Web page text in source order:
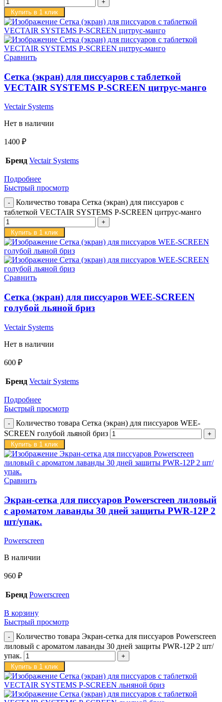
Купить в 1 клик
Сравнить
Сетка (экран) для писсуаров с таблеткой
VECTAIR SYSTEMS P-SCREEN цитрус-манго
Vectair Systems
Нет в наличии
1400 ₽
Бренд Vectair Systems
Подробнее
Быстрый просмотр
Количество товара Сетка (экран) для писсуаров с
таблеткой VECTAIR SYSTEMS P-SCREEN цитрус-манго
Купить в 1 клик
Сравнить
Сетка (экран) для писсуаров WEE-SCREEN
голубой льяной бриз
Vectair Systems
Нет в наличии
600 ₽
Бренд Vectair Systems
Подробнее
Быстрый просмотр
Количество товара Сетка (экран) для писсуаров WEE-
SCREEN голубой льяной бриз
Купить в 1 клик
Сравнить
Экран-cетка для писсуаров Powerscreen лиловый
с ароматом лаванды 30 дней защиты PWR-12P 2
шт/упак.
Powerscreen
В наличии
960 ₽
Бренд Powerscreen
В корзину
Быстрый просмотр
Количество товара Экран-cетка для писсуаров Powerscreen
лиловый с ароматом лаванды 30 дней защиты PWR-12P 2 шт/
упак.
Купить в 1 клик